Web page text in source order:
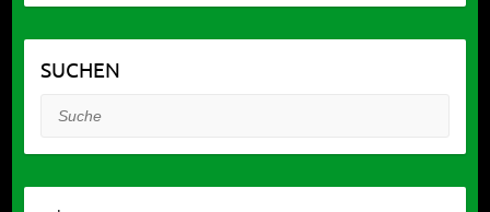
SUCHEN
Suche